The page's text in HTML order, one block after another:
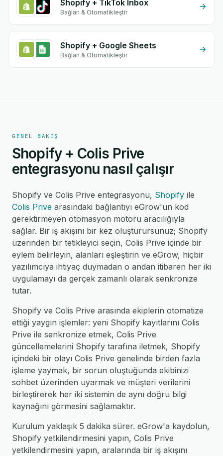
Shopify + TikTok Inbox
Bağlan & Otomatikleştir
Shopify + Google Sheets
Bağlan & Otomatikleştir
GENEL BAKIŞ
Shopify + Colis Prive
entegrasyonu nasıl çalışır
Shopify ve Colis Prive entegrasyonu, Shopify ile
Colis Prive arasındaki bağlantıyı eGrow'un kod
gerektirmeyen otomasyon motoru aracılığıyla
sağlar. Bir iş akışını bir kez oluşturursunuz; Shopify
üzerinden bir tetikleyici seçin, Colis Prive içinde bir
eylem belirleyin, alanları eşleştirin ve eGrow, hiçbir
yazılımcıya ihtiyaç duymadan o andan itibaren her iki
uygulamayı da gerçek zamanlı olarak senkronize
tutar.
Shopify ve Colis Prive arasında ekiplerin otomatize
ettiği yaygın işlemler: yeni Shopify kayıtlarını Colis
Prive ile senkronize etmek, Colis Prive
güncellemelerini Shopify tarafına iletmek, Shopify
içindeki bir olayı Colis Prive genelinde birden fazla
işleme yaymak, bir sorun oluştuğunda ekibinizi
sohbet üzerinden uyarmak ve müşteri verilerini
birleştirerek her iki sistemin de aynı doğru bilgi
kaynağını görmesini sağlamaktır.
Kurulum yaklaşık 5 dakika sürer. eGrow'a kaydolun,
Shopify yetkilendirmesini yapın, Colis Prive
yetkilendirmesini yapın, aralarında bir iş akışını